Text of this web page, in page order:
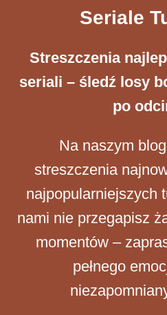
Seriale
Streszczenia
seriali – śledź losy
po
Na naszym
streszczenia
najpopularniejszych
nami nie przegapisz
momentów –
pełnego